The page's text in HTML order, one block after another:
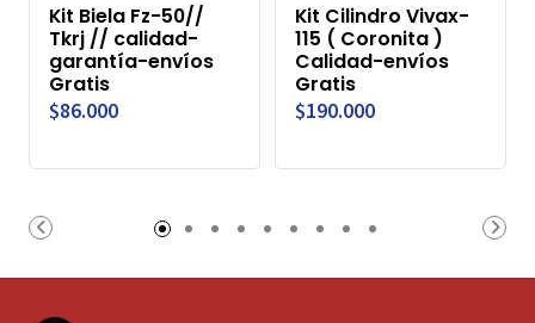
Kit Biela Fz-50//
Tkrj // calidad-
garantía-envíos
Gratis
$86.000
Kit Cilindro Vivax-
115 ( Coronita )
Calidad-envíos
Gratis
$190.000